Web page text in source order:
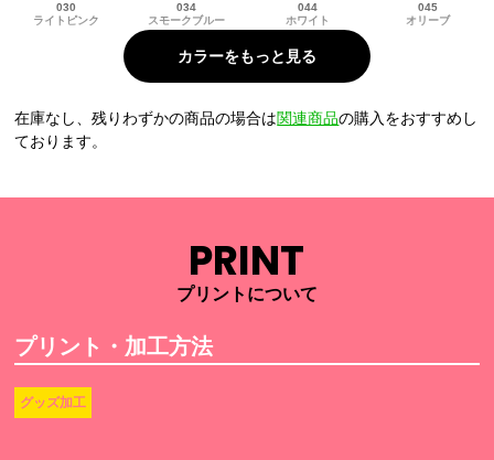
030
ライトピンク
034
スモークブルー
044
ホワイト
045
オリーブ
在庫なし、残りわずかの商品の場合は関連商品の購入をおすすめし
ております。
PRINT
プリントについて
プリント・加工方法
グッズ加工